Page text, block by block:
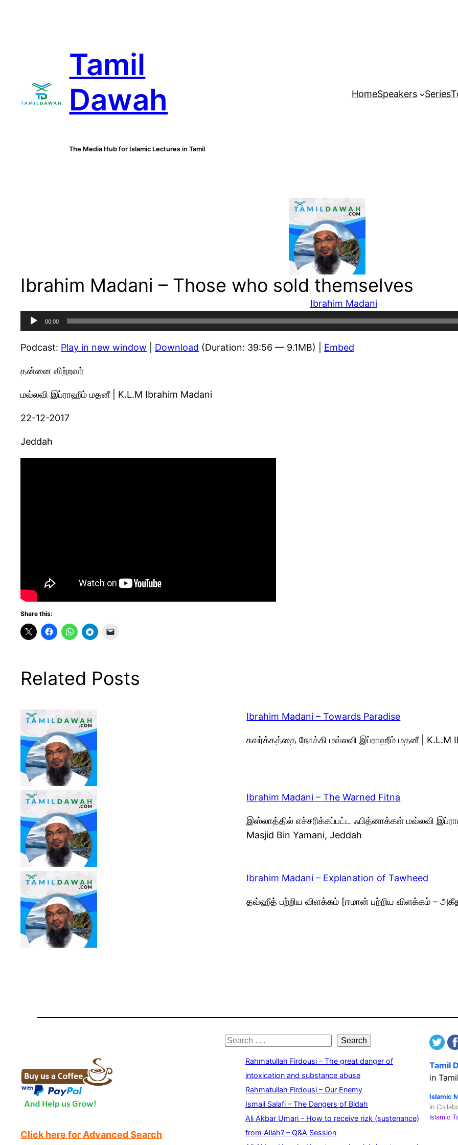
Tamil
Dawah
The Media Hub for Islamic Lectures in Tamil
HomeSpeakers Series
Ibrahim Madani – Those who sold themselves
Ibrahim Madani
Audio
Player
00:00
Podcast: Play in new window Download (Duration: 39:56 — 9.1MB) | Embed
தன்னை விற்றவர்
மவ்லவி இப்ராஹீம் மதனீ | K.L.M Ibrahim Madani
22-12-2017
Jeddah
Share this:
Related Posts
Ibrahim Madani – Towards Paradise
சுவர்க்கத்தை நோக்கி மவ்லவி இப்ராஹீம் மதனீ | K.L.M
Ibrahim Madani – The Warned Fitna
இஸ்லாத்தில் எச்சரிக்கப்பட்ட ஃபித்னாக்கள் மவ்லவி
Masjid Bin Yamani, Jeddah
Ibrahim Madani – Explanation of Tawheed
தவ்ஹீத் பற்றிய விளக்கம் [ஈமான் பற்றிய விளக்கம் –
Click here for Advanced Search
S
Search
Rahmatullah Firdousi – The great danger of
intoxication and substance abuse
Rahmatullah Firdousi – Our Enemy
Ismail Salafi – The Dangers of Bidah
Ali Akbar Umari – How to receive rizk (sustenance)
from Allah? – Q&A Session
Tamil
in Tamil
Islamic
In
Islamic